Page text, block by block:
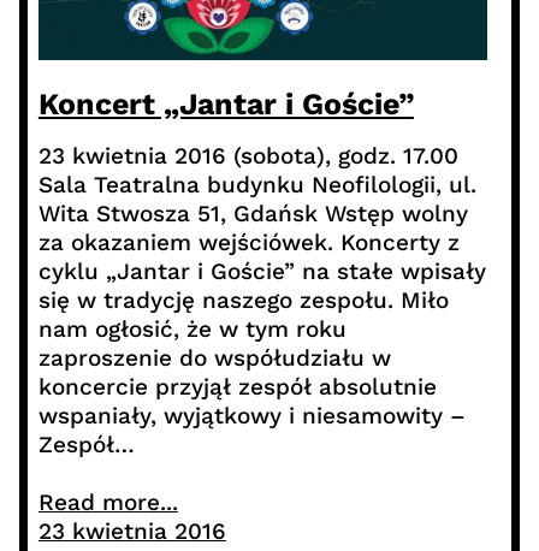
Koncert „Jantar i Goście”
23 kwietnia 2016 (sobota), godz. 17.00
Sala Teatralna budynku Neofilologii, ul.
Wita Stwosza 51, Gdańsk Wstęp wolny
za okazaniem wejściówek. Koncerty z
cyklu „Jantar i Goście” na stałe wpisały
się w tradycję naszego zespołu. Miło
nam ogłosić, że w tym roku
zaproszenie do współudziału w
koncercie przyjął zespół absolutnie
wspaniały, wyjątkowy i niesamowity –
Zespół…
Read more...
23 kwietnia 2016